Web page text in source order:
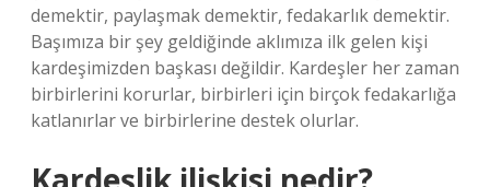
demektir, paylaşmak demektir, fedakarlık demektir.
Başımıza bir şey geldiğinde aklımıza ilk gelen kişi
kardeşimizden başkası değildir. Kardeşler her zaman
birbirlerini korurlar, birbirleri için birçok fedakarlığa
katlanırlar ve birbirlerine destek olurlar.